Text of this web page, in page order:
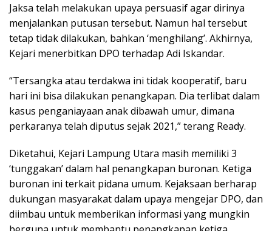
Jaksa telah melakukan upaya persuasif agar dirinya
menjalankan putusan tersebut. Namun hal tersebut
tetap tidak dilakukan, bahkan ‘menghilang’. Akhirnya,
Kejari menerbitkan DPO terhadap Adi Iskandar.
“Tersangka atau terdakwa ini tidak kooperatif, baru
hari ini bisa dilakukan penangkapan. Dia terlibat dalam
kasus penganiayaan anak dibawah umur, dimana
perkaranya telah diputus sejak 2021,” terang Ready.
Diketahui, Kejari Lampung Utara masih memiliki 3
‘tunggakan’ dalam hal penangkapan buronan. Ketiga
buronan ini terkait pidana umum. Kejaksaan berharap
dukungan masyarakat dalam upaya mengejar DPO, dan
diimbau untuk memberikan informasi yang mungkin